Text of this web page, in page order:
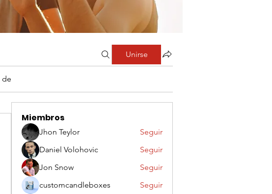
Unirse
de
Miembros
Jhon Teylor
Seguir
Daniel Volohovic
Seguir
Jon Snow
Seguir
customcandleboxes
Seguir